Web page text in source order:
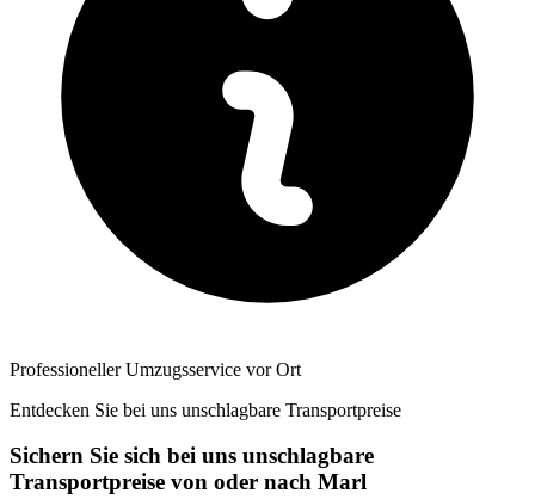
Professioneller Umzugsservice vor Ort
Entdecken Sie bei uns unschlagbare Transportpreise
Sichern Sie sich bei uns unschlagbare
Transportpreise von oder nach Marl